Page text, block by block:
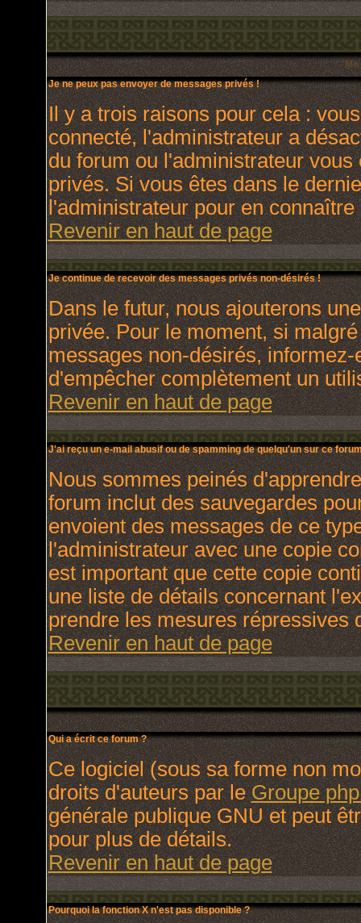
Je ne peux pas envoyer de messages privés !
Il y a trois raisons pour cela :
connecté, l'administrateur a
du forum ou l'administrateur
privés. Si vous êtes dans le
l'administrateur pour en connaître
Revenir en haut de page
Je continue de recevoir des messages privés non-désirés !
Dans le futur, nous ajouterons
privée. Pour le moment, si
messages non-désirés,
d'empêcher complètement un
Revenir en haut de page
J'ai reçu un e-mail abusif ou de spamming de quelqu'un sur ce
Nous sommes peinés
forum inclut des sauvegardes
envoient des messages de ce
l'administrateur avec une copie
est important que cette copie
une liste de détails concernant
prendre les mesures répressives
Revenir en haut de page
Qui a écrit ce forum ?
Ce logiciel (sous sa forme non
droits d'auteurs par leGroupe
générale publique GNU et peut
pour plus de détails.
Revenir en haut de page
Pourquoi la fonction X n'est pas disponible ?